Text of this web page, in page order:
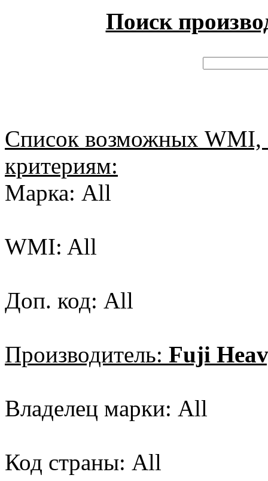
Поиск
Список возможных
критериям:
Марка: All
WMI: All
Доп. код: All
Производитель: Fuji
Владелец марки: All
Код страны: All